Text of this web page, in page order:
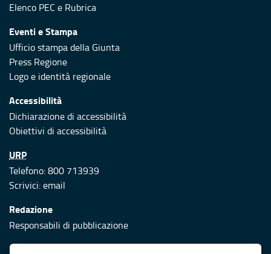
Elenco PEC e Rubrica
Eventi e Stampa
Ufficio stampa della Giunta
Press Regione
Logo e identità regionale
Accessibilità
Dichiarazione di accessibilità
Obiettivi di accessibilità
URP
Telefono: 800 713939
Scrivici:email
Redazione
Responsabili di pubblicazione
Protezione civile